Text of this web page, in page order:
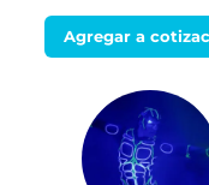
Agregar a